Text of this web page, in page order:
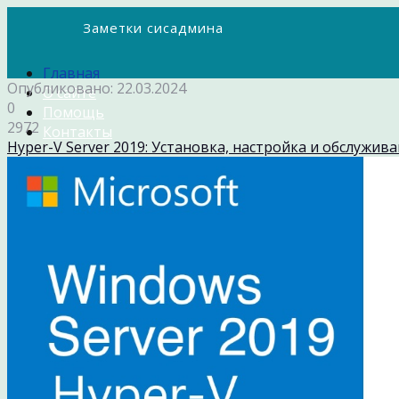
Заметки сисадмина
Главная
О сайте
Помощь
Контакты
Опубликовано: 22.03.2024
0
2972
Hyper-V Server 2019: Установка, настройка и